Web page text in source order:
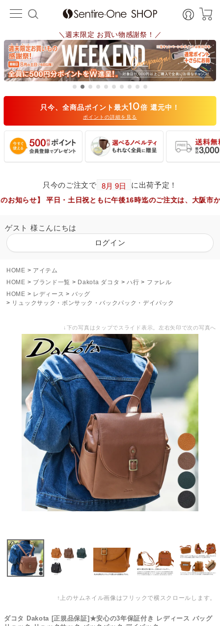
＼週末限定 お買い物感謝祭！／
只今、全商品ポイント最大10倍 還元中！
ポイントの詳細を見る
只今のご注文で に出荷予定！
・土日祝ともに午後16時迄のご注文は、大阪市からヤマト運輸
ゲスト 様こんにちは
ログイン
HOME
アイテム
HOME
ブランド一覧 Dakota ダコタ ハ行
ファレル
HOME
レディース
バッグ
リュックサック・ボンサック・バックパック・デイパック
↓下の写真はタップでスライド表示。左右矢印で次の写真へ
↑上のサムネイル画像はフリックで横スクロールします。
ダコタ Dakota [正規品保証]★安心の3年保証付き レディース バッグ